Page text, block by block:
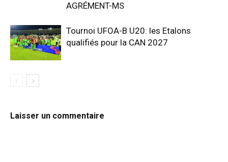
AGRÉMENT-MS
Tournoi UFOA-B U20: les Etalons
qualifiés pour la CAN 2027
Laisser un commentaire